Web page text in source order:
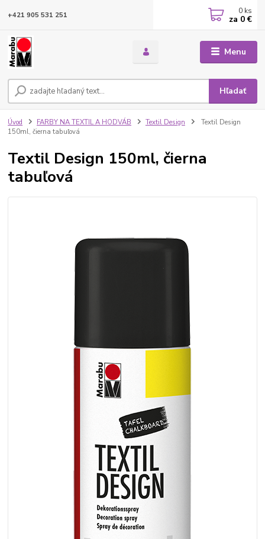
Menu
Hľadať
+421 905 531 251 0 ks
za 0 €
Úvod FARBY NA TEXTIL A HODVÁB Textil Design
Textil Design
150ml, čierna tabuľová
Textil Design 150ml, čierna
tabuľová